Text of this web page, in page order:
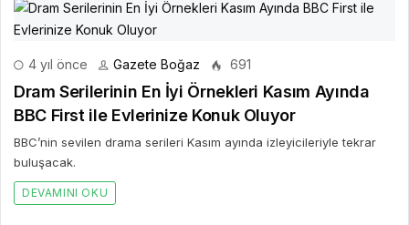
4 yıl önce Gazete Boğaz 691
Dram Serilerinin En İyi Örnekleri Kasım Ayında
BBC First ile Evlerinize Konuk Oluyor
BBC’nin sevilen drama serileri Kasım ayında izleyicileriyle tekrar
buluşacak.
DEVAMINI OKU